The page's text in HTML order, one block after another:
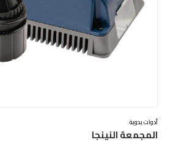
أدوات يدوية
المجمعة النينجا